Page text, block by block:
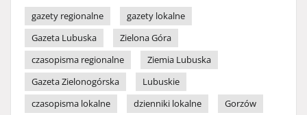
gazety regionalne
gazety lokalne
Gazeta Lubuska
Zielona Góra
czasopisma regionalne
Ziemia Lubuska
Gazeta Zielonogórska
Lubuskie
czasopisma lokalne
dzienniki lokalne
Gorzów